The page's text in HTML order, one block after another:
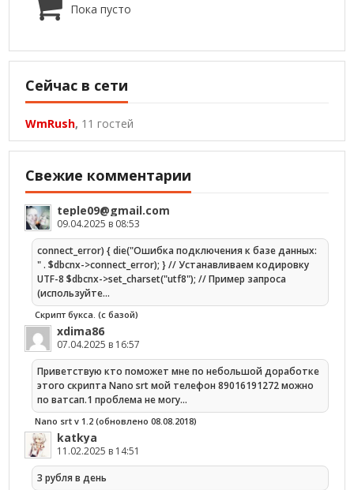
Пока пусто
Сейчас в сети
WmRush, 11 гостей
Свежие комментарии
teple09@gmail.com
09.04.2025 в 08:53
connect_error) { die("Ошибка подключения к базе данных:
" . $dbcnx->connect_error); } // Устанавливаем кодировку
UTF-8 $dbcnx->set_charset("utf8"); // Пример запроса
(используйте…
Скрипт букса. (с базой)
xdima86
07.04.2025 в 16:57
Приветствую кто поможет мне по небольшой доработке
этого скрипта Nano srt мой телефон 89016191272 можно
по ватсап.1 проблема не могу…
Nano srt v 1.2 (обновлено 08.08.2018)
katkya
11.02.2025 в 14:51
3 рубля в день